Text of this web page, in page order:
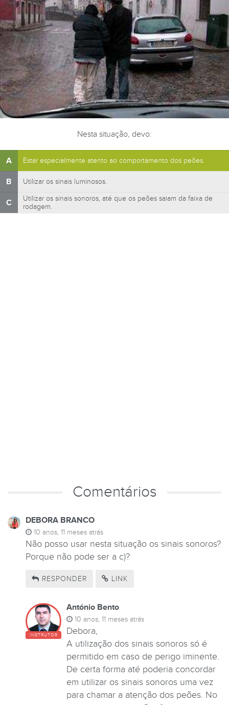
Nesta situação, devo:
A Estar especialmente atento ao comportamento dos peões.
B Utilizar os sinais luminosos.
C
Utilizar os sinais sonoros, até que os peões saiam da faixa de
rodagem.
Comentários
DEBORA BRANCO
10 anos, 11 meses atrás
Não posso usar nesta situação os sinais sonoros?
Porque não pode ser a c)?
RESPONDER LINK
INSTRUTOR
António Bento
10 anos, 11 meses atrás
Debora,
A utilização dos sinais sonoros só é
permitido em caso de perigo iminente.
De certa forma até poderia concordar
em utilizar os sinais sonoros uma vez
para chamar a atenção dos peões. No